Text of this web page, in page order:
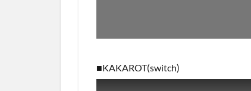
■KAKAROT(switch)